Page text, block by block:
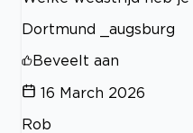
Dortmund _augsburg
Beveelt aan
16 March 2026
Rob